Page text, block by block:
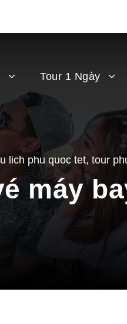
Tour 1 Ngày
lich phu quoc tet, tour
máy